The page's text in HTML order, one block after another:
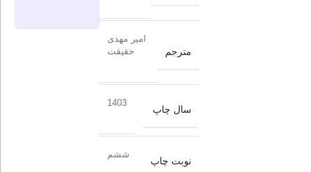
مترجم
امیر مهدی
حقیقت
سال چاپ
1403
نوبت چاپ
ششم